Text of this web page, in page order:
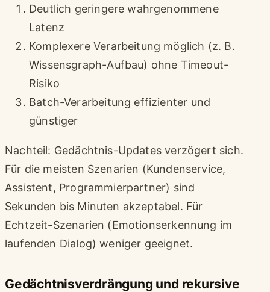
Deutlich geringere wahrgenommene
Latenz
Komplexere Verarbeitung möglich (z. B.
Wissensgraph-Aufbau) ohne Timeout-
Risiko
Batch-Verarbeitung effizienter und
günstiger
Nachteil: Gedächtnis-Updates verzögert sich.
Für die meisten Szenarien (Kundenservice,
Assistent, Programmierpartner) sind
Sekunden bis Minuten akzeptabel. Für
Echtzeit-Szenarien (Emotionserkennung im
laufenden Dialog) weniger geeignet.
Gedächtnisverdrängung und rekursive